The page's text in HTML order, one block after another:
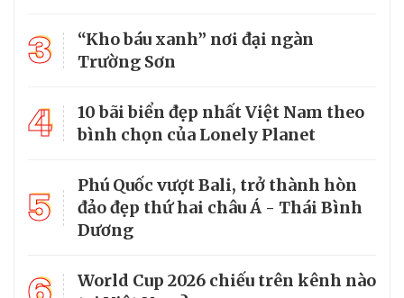
3
“Kho báu xanh” nơi đại ngàn
Trường Sơn
4
10 bãi biển đẹp nhất Việt Nam theo
bình chọn của Lonely Planet
5
Phú Quốc vượt Bali, trở thành hòn
đảo đẹp thứ hai châu Á - Thái Bình
Dương
World Cup 2026 chiếu trên kênh nào